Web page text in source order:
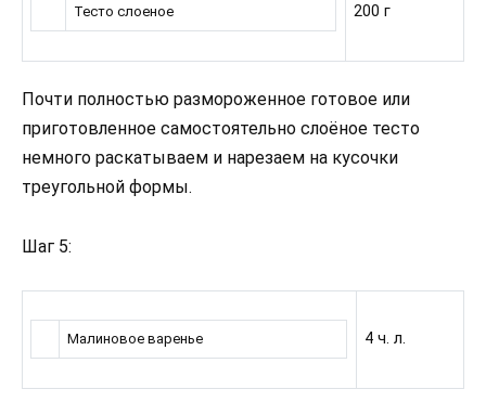
Тесто слоеное 200 г
Почти полностью размороженное готовое или
приготовленное самостоятельно слоёное тесто
немного раскатываем и нарезаем на кусочки
треугольной формы.
Шаг 5:
Малиновое варенье 4 ч. л.